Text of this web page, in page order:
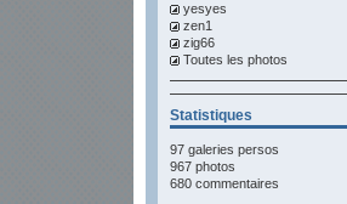
yesyes
zen1
zig66
Toutes les photos
Statistiques
97 galeries persos
967 photos
680 commentaires